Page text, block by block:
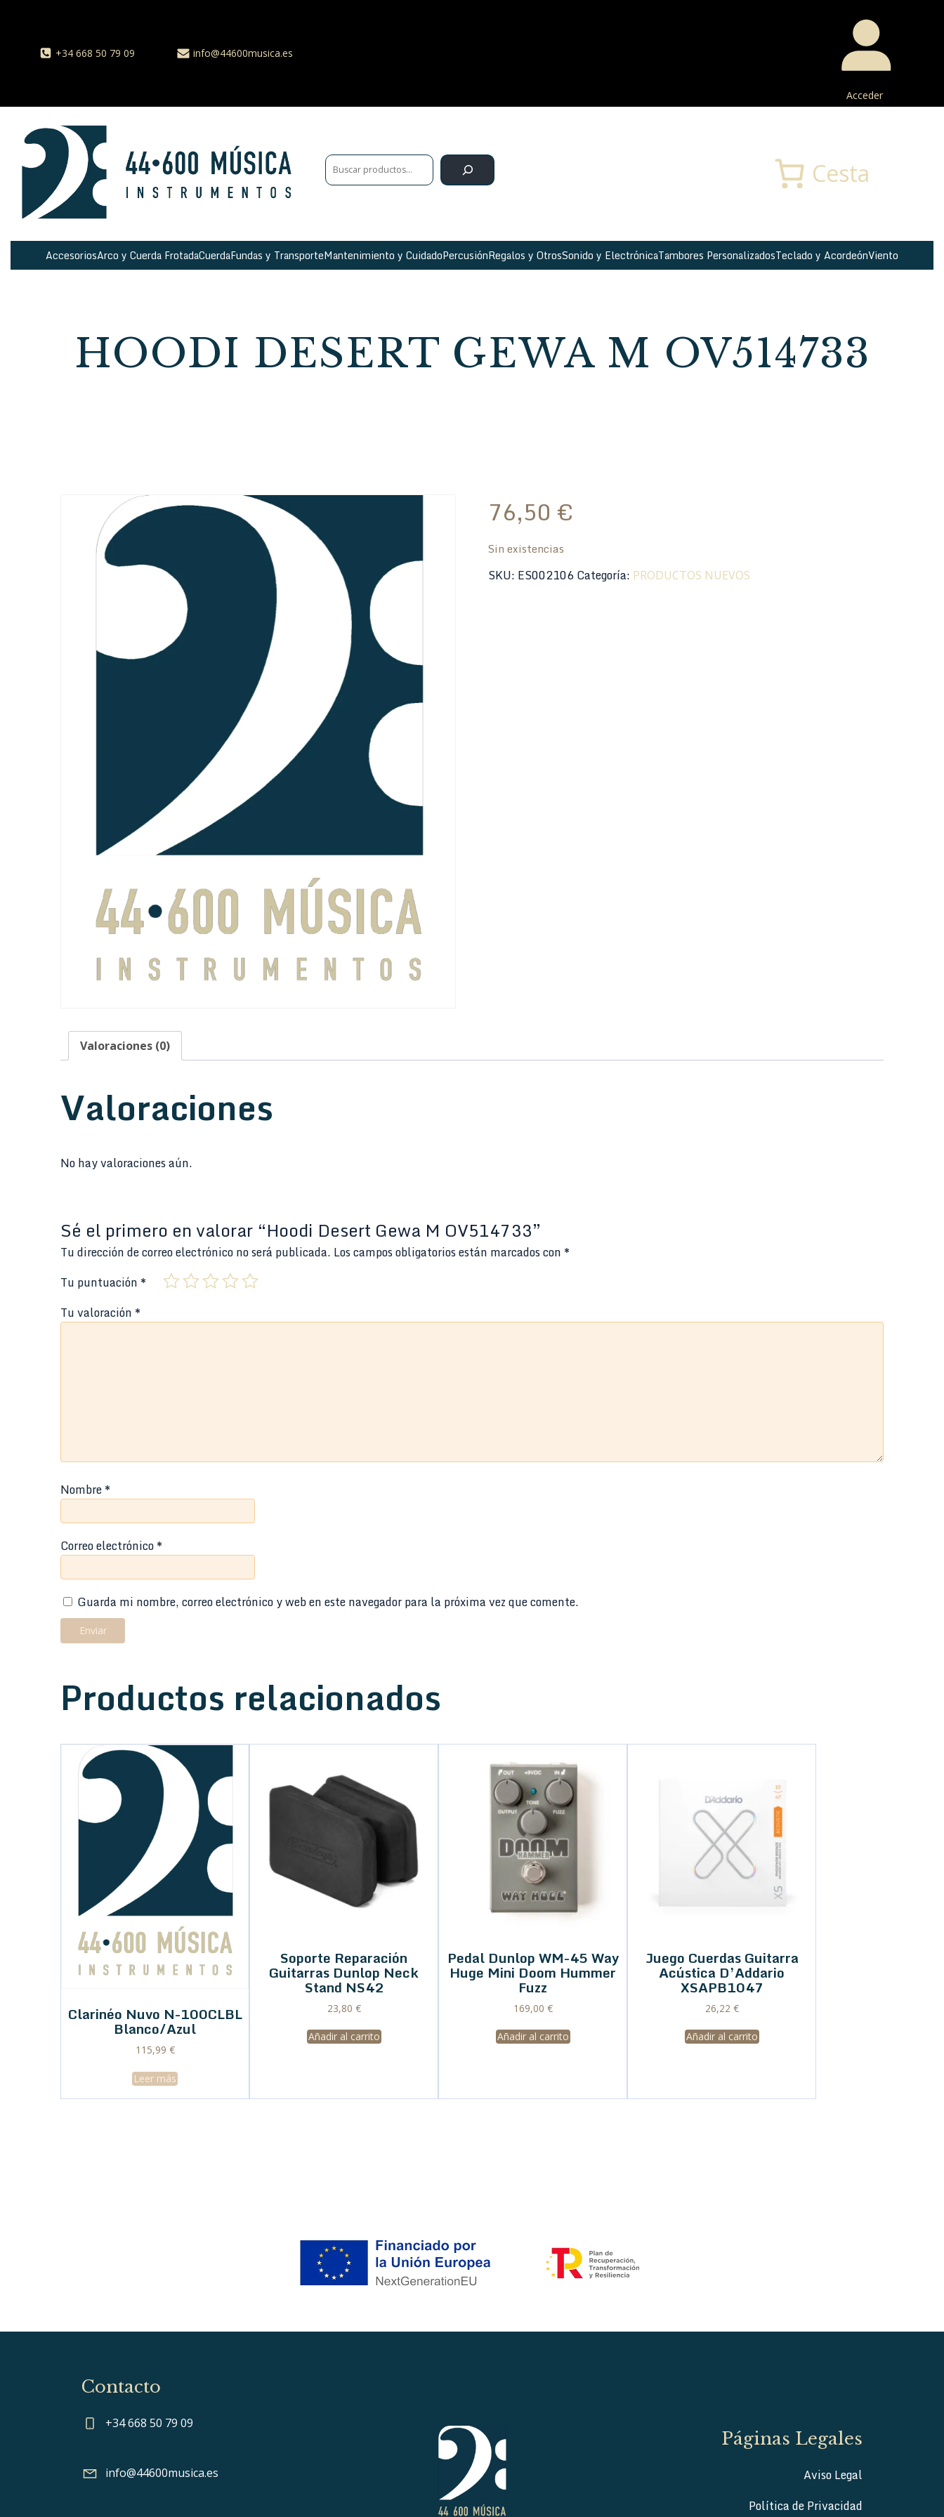
+34 668 50 79 09 info@44600musica.es
Acceder
Cesta
AccesoriosArco y Cuerda FrotadaCuerdaFundas y TransporteMantenimiento y CuidadoPercusiónRegalos y OtrosSonido y ElectrónicaTambores PersonalizadosTeclado y AcordeónViento
HOODI DESERT GEWA M OV514733
76,50 €
Sin existencias
SKU: ES002106Categoría: PRODUCTOS NUEVOS
Valoraciones (0)
Valoraciones
No hay valoraciones aún.
Sé el primero en valorar “Hoodi Desert Gewa M OV514733”
Tu dirección de correo electrónico no será publicada. Los campos obligatorios están marcados con *
Tu puntuación *
Tu valoración *
Nombre*
Correo electrónico*
Guarda mi nombre, correo electrónico y web en este navegador para la próxima vez que comente.
Productos relacionados
Clarinéo Nuvo N-100CLBL
Blanco/Azul
115,99 €
Leer más
Soporte Reparación
Guitarras Dunlop Neck
Stand NS42
23,80 €
Añadir al carrito
Pedal Dunlop WM-45 Way
Huge Mini Doom Hummer
Fuzz
169,00 €
Añadir al carrito
Juego Cuerdas Guitarra
Acústica D’Addario
XSAPB1047
26,22 €
Añadir al carrito
Contacto
+34 668 50 79 09
info@44600musica.es
Páginas Legales
Aviso Legal
Política de Privacidad